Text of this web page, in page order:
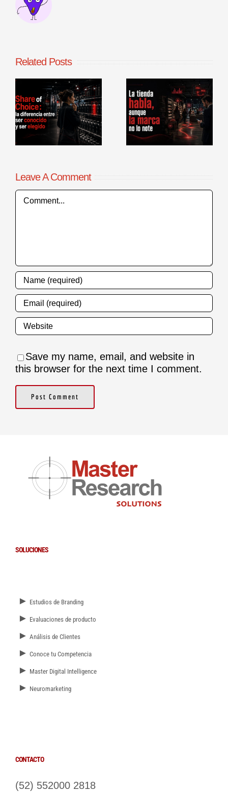
Related Posts
La tienda
habla, aunque
la marca no lo
note
Benchmarking
de procesos
comerciales en
punto de venta
Leave A Comment
Comment
Save my name, email, and website in
this browser for the next time I comment.
SOLUCIONES
► Estudios de Branding
► Evaluaciones de producto
► Análisis de Clientes
► Conoce tu Competencia
► Master Digital Intelligence
► Neuromarketing
CONTACTO
(52) 552000 2818